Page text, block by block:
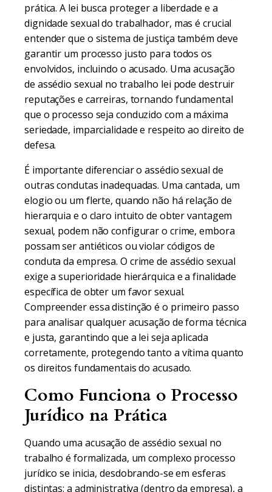
prática. A lei busca proteger a liberdade e a
dignidade sexual do trabalhador, mas é crucial
entender que o sistema de justiça também deve
garantir um processo justo para todos os
envolvidos, incluindo o acusado. Uma acusação
de assédio sexual no trabalho lei pode destruir
reputações e carreiras, tornando fundamental
que o processo seja conduzido com a máxima
seriedade, imparcialidade e respeito ao direito de
defesa.
É importante diferenciar o assédio sexual de
outras condutas inadequadas. Uma cantada, um
elogio ou um flerte, quando não há relação de
hierarquia e o claro intuito de obter vantagem
sexual, podem não configurar o crime, embora
possam ser antiéticos ou violar códigos de
conduta da empresa. O crime de assédio sexual
exige a superioridade hierárquica e a finalidade
específica de obter um favor sexual.
Compreender essa distinção é o primeiro passo
para analisar qualquer acusação de forma técnica
e justa, garantindo que a lei seja aplicada
corretamente, protegendo tanto a vítima quanto
os direitos fundamentais do acusado.
Como Funciona o Processo
Jurídico na Prática
Quando uma acusação de assédio sexual no
trabalho é formalizada, um complexo processo
jurídico se inicia, desdobrando-se em esferas
distintas: a administrativa (dentro da empresa), a